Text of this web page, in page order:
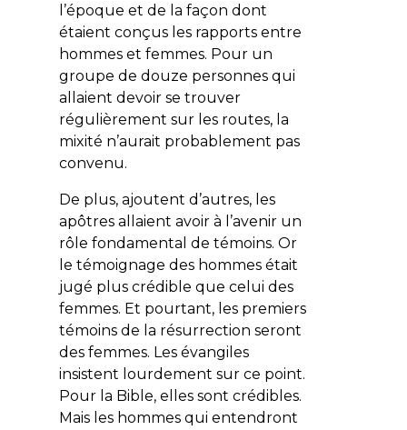
l’époque et de la façon dont
étaient conçus les rapports entre
hommes et femmes. Pour un
groupe de douze personnes qui
allaient devoir se trouver
régulièrement sur les routes, la
mixité n’aurait probablement pas
convenu.
De plus, ajoutent d’autres, les
apôtres allaient avoir à l’avenir un
rôle fondamental de témoins. Or
le témoignage des hommes était
jugé plus crédible que celui des
femmes. Et pourtant, les premiers
témoins de la résurrection seront
des femmes. Les évangiles
insistent lourdement sur ce point.
Pour la Bible, elles sont crédibles.
Mais les hommes qui entendront